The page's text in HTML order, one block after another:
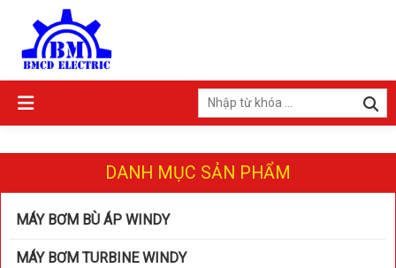
DANH MỤC SẢN PHẨM
MÁY BƠM BÙ ÁP WINDY
MÁY BƠM TURBINE WINDY